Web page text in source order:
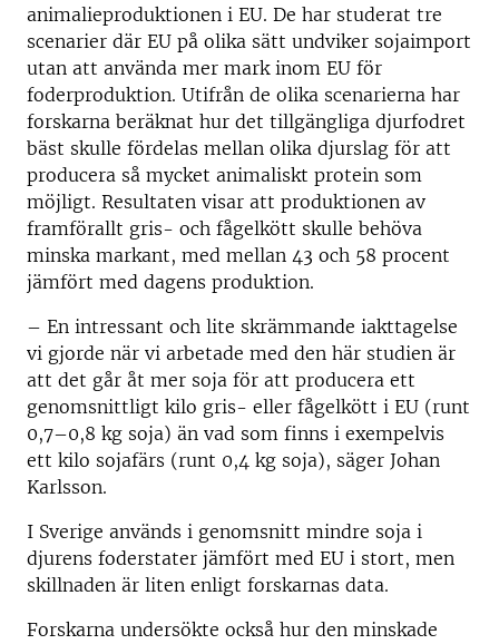
animalieproduktionen i EU. De har studerat tre
scenarier där EU på olika sätt undviker sojaimport
utan att använda mer mark inom EU för
foderproduktion. Utifrån de olika scenarierna har
forskarna beräknat hur det tillgängliga djurfodret
bäst skulle fördelas mellan olika djurslag för att
producera så mycket animaliskt protein som
möjligt. Resultaten visar att produktionen av
framförallt gris- och fågelkött skulle behöva
minska markant, med mellan 43 och 58 procent
jämfört med dagens produktion.
– En intressant och lite skrämmande iakttagelse
vi gjorde när vi arbetade med den här studien är
att det går åt mer soja för att producera ett
genomsnittligt kilo gris- eller fågelkött i EU (runt
0,7–0,8 kg soja) än vad som finns i exempelvis
ett kilo sojafärs (runt 0,4 kg soja), säger Johan
Karlsson.
I Sverige används i genomsnitt mindre soja i
djurens foderstater jämfört med EU i stort, men
skillnaden är liten enligt forskarnas data.
Forskarna undersökte också hur den minskade